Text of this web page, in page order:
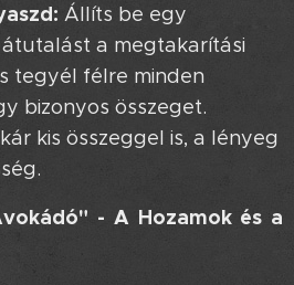
Állíts be egy
a megtakarítási
tegyél félre minden
bizonyos összeget.
kis összeggel is, a lényeg
- A Hozamok és a